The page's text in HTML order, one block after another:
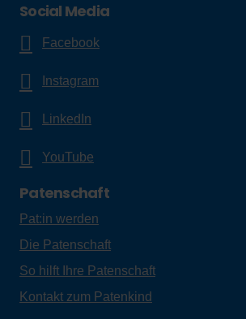
Social Media
Facebook
Instagram
LinkedIn
YouTube
Patenschaft
Pat:in werden
Die Patenschaft
So hilft Ihre Patenschaft
Kontakt zum Patenkind